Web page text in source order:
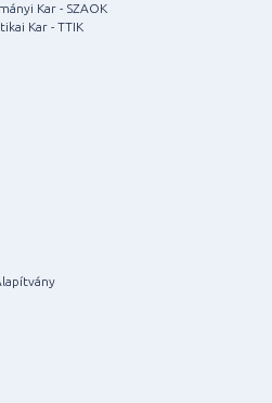
Kar - SZAOK
Kar - TTIK